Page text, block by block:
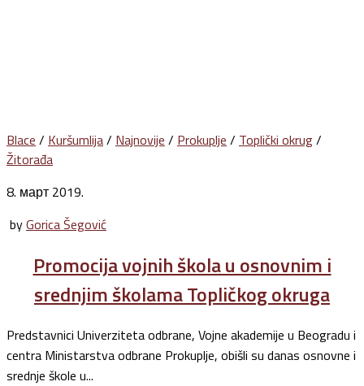
Blace / Kuršumlija/ Najnovije / Prokuplje / Toplički okrug/
Žitorađa
8. март 2019.
byGorica Šegović
Promocija vojnih škola u osnovnim i
srednjim školama Topličkog okruga
Predstavnici Univerziteta odbrane, Vojne akademije u Beogradu i
centra Ministarstva odbrane Prokuplje, obišli su danas osnovne i
srednje škole u...